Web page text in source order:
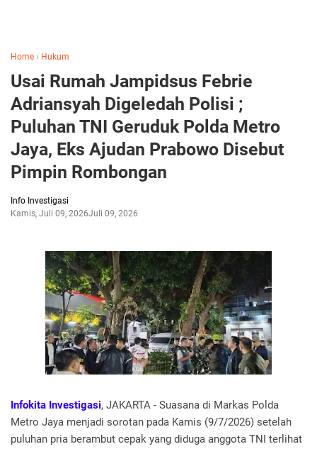
Home › Hukum
Usai Rumah Jampidsus Febrie
Adriansyah Digeledah Polisi ;
Puluhan TNI Geruduk Polda Metro
Jaya, Eks Ajudan Prabowo Disebut
Pimpin Rombongan
Info Investigasi
Kamis, Juli 09, 2026Juli 09, 2026
Infokita Investigasi, JAKARTA - Suasana di Markas Polda
Metro Jaya menjadi sorotan pada Kamis (9/7/2026) setelah
puluhan pria berambut cepak yang diduga anggota TNI terlihat